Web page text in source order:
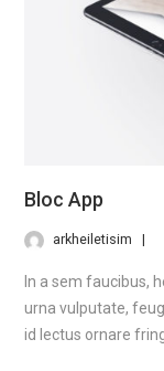
Bloc App
arkheiletisim
In a sem faucibus,
urna vulputate,
id lectus ornare